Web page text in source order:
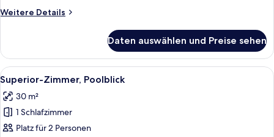
Partial
anzeigen
Weitere Details
Weitere
Suite
with
Private
Pool,
Partial
Sea
Daten auswählen und Preise sehen
Alle
Fotos
für
Superior-
Zimmer,
Eine Person liegt auf einem Bett
3
Superior-Zimmer, Poolblick
30 m²
1 Schlafzimmer
Platz für 2 Personen